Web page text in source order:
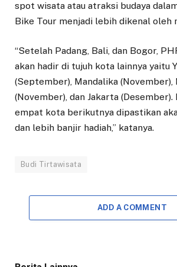
spot wisata atau atraksi budaya
Bike Tour menjadi lebih dikenal oleh
“Setelah Padang, Bali, dan Bogor,
akan hadir di tujuh kota lainnya yaitu
(September), Mandalika (November),
(November), dan Jakarta
empat kota berikutnya dipastikan
dan lebih banjir hadiah,” katanya.
Budi Tirtawisata
ADD A COMMENT